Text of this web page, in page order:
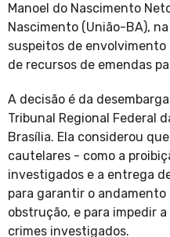
Manoel do Nascimento
Nascimento (União-BA),
suspeitos de
de recursos de emendas
A decisão é da
Tribunal Regional Federal
Brasília. Ela considerou
cautelares - como a
investigados e a entrega
para garantir o
obstrução, e para impedir
crimes investigados.